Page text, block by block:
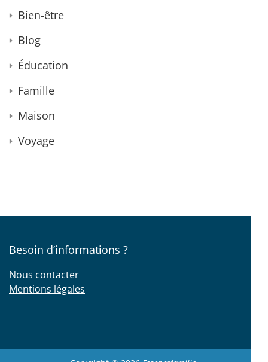
Bien-être
Blog
Éducation
Famille
Maison
Voyage
Besoin d’informations ?
Nous contacter
Mentions légales